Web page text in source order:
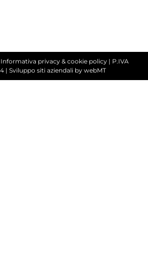
Informativa privacy & cookie policy| P.IVA
| Sviluppo siti aziendaliby webMT